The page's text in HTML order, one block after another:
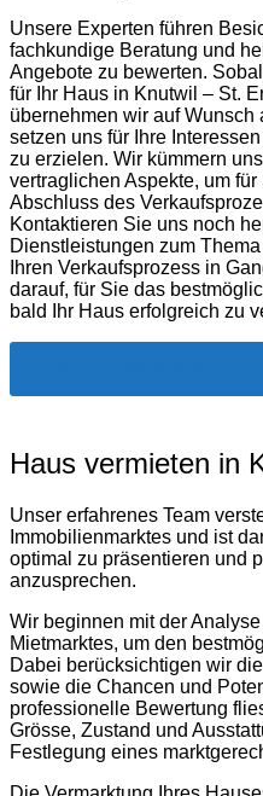
Unsere Experten führen
fachkundige Beratung und
Angebote zu bewerten.
für Ihr Haus in Knutwil – St.
übernehmen wir auf
setzen uns für Ihre
zu erzielen. Wir kümmern
vertraglichen Aspekte, um
Abschluss des
Kontaktieren Sie uns noch
Dienstleistungen zum
Ihren Verkaufsprozess in
darauf, für Sie das
bald Ihr Haus erfolgreich zu
Haus vermieten in
Unser erfahrenes Team
Immobilienmarktes und ist
optimal zu präsentieren und
anzusprechen.
Wir beginnen mit der
Mietmarktes, um den
Dabei berücksichtigen wir
sowie die Chancen und
professionelle Bewertung
Grösse, Zustand und
Festlegung eines